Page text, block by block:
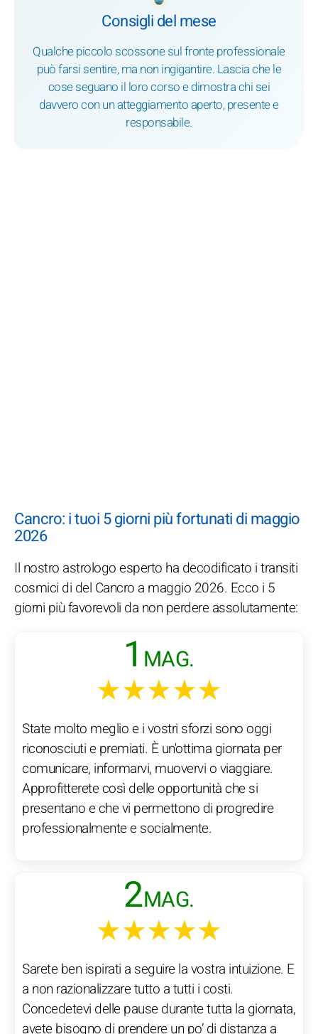
Consigli del mese
Qualche piccolo scossone sul fronte professionale
può farsi sentire, ma non ingigantire. Lascia che le
cose seguano il loro corso e dimostra chi sei
davvero con un atteggiamento aperto, presente e
responsabile.
Cancro: i tuoi 5 giorni più fortunati di maggio
2026
Il nostro astrologo esperto ha decodificato i transiti
cosmici di del Cancro a maggio 2026. Ecco i 5
giorni più favorevoli da non perdere assolutamente:
1 MAG.
★★★★★
State molto meglio e i vostri sforzi sono oggi
riconosciuti e premiati. È un'ottima giornata per
comunicare, informarvi, muovervi o viaggiare.
Approfitterete così delle opportunità che si
presentano e che vi permettono di progredire
professionalmente e socialmente.
2MAG.
★★★★★
Sarete ben ispirati a seguire la vostra intuizione. E
a non razionalizzare tutto a tutti i costi.
Concedetevi delle pause durante tutta la giornata,
avete bisogno di prendere un po’ di distanza a